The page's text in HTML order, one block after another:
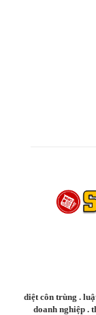
diệt côn trùng .
doanh nghiệp .